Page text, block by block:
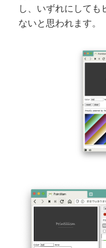
し、いずれにしても
ないと思われます。